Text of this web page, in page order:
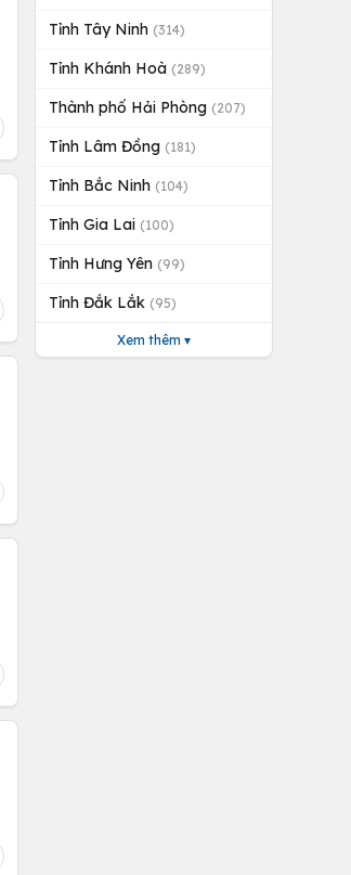
Tỉnh Tây Ninh (314)
Tỉnh Khánh Hoà (289)
Thành phố Hải Phòng (207)
Tỉnh Lâm Đồng (181)
Tỉnh Bắc Ninh (104)
Tỉnh Gia Lai (100)
Tỉnh Hưng Yên (99)
Tỉnh Đắk Lắk (95)
Xem thêm ▾